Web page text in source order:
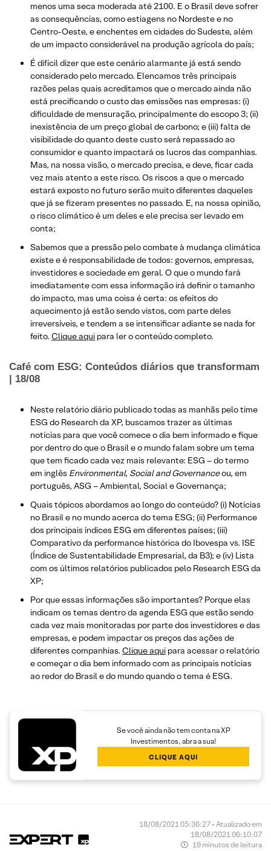
menos uma seca moderada até 2100. E o Brasil deve sofrer
as consequências, como estiagens no Nordeste e no
Centro-Oeste, e enchentes em cidades do Sudeste, além
de um impacto considerável na produção agrícola do país;
É difícil dizer que este cenário alarmante já está sendo
considerado pelo mercado. Elencamos três principais
razões pelas quais acreditamos que o mercado ainda não
está precificando o custo das emissões nas empresas: (i)
dificuldade de mensuração, principalmente do escopo 3; (ii)
inexistência de um preço global de carbono; e (iii) falta de
visibilidade do quanto deste custo será repassado ao
consumidor e quanto impactará os lucros das companhias.
Mas, na nossa visão, o mercado precisa, e deve, ficar cada
vez mais atento a este risco. Os riscos a que o mercado
estará exposto no futuro serão muito diferentes daqueles
que já se fizeram presentes no passado. E, na nossa opinião,
o risco climático é um deles e ele precisa ser levado em
conta;
Sabemos que a pressão pelo combate à mudança climática
existe e é responsabilidade de todos: governos, empresas,
investidores e sociedade em geral. O que o mundo fará
imediatamente com essa informação irá definir o tamanho
do impacto, mas uma coisa é certa: os efeitos do
aquecimento já estão sendo vistos, com parte deles
irreversíveis, e tendem a se intensificar adiante se nada for
feito. Clique aqui para ler o conteúdo completo.
Café com ESG: Conteúdos diários que transformam
| 18/08
Neste relatório diário publicado todas as manhãs pelo time
ESG do Research da XP, buscamos trazer as últimas
notícias para que você comece o dia bem informado e fique
por dentro do que o Brasil e o mundo falam sobre um tema
que tem ficado cada vez mais relevante: ESG – do termo
em inglês Environmental, Social and Governanceou, em
português, ASG – Ambiental, Social e Governança;
Quais tópicos abordamos ao longo do conteúdo? (i) Notícias
no Brasil e no mundo acerca do tema ESG; (ii) Performance
dos principais índices ESG em diferentes países; (iii)
Comparativo da performance histórica do Ibovespa vs. ISE
(Índice de Sustentabilidade Empresarial, da B3); e (iv) Lista
com os últimos relatórios publicados pelo Research ESG da
XP;
Por que essas informações são importantes? Porque elas
indicam os temas dentro da agenda ESG que estão sendo
cada vez mais monitoradas por parte dos investidores e das
empresas, e podem impactar os preços das ações de
diferentes companhias. Clique aqui para acessar o relatório
e começar o dia bem informado com as principais notícias
ao redor do Brasil e do mundo quando o tema é ESG.
Se você ainda não tem conta na XP
Investimentos, abra a sua!
CLIQUE AQUI
18/08/2021 05:36:27 • Atualizado em
18/08/2021 06:10:07
19 minutos de leitura